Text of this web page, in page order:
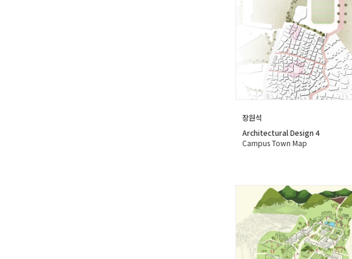
장원석
Architectural Design 4
Campus Town Map